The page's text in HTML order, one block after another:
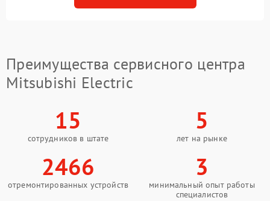
Преимущества сервисного центра
Mitsubishi Electric
15
сотрудников в штате
5
лет на рынке
2466
отремонтированных устройств
3
минимальный опыт работы
специалистов